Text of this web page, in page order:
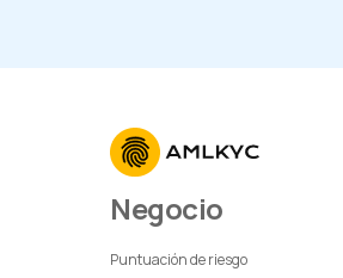
Negocio
Puntuación de riesgo